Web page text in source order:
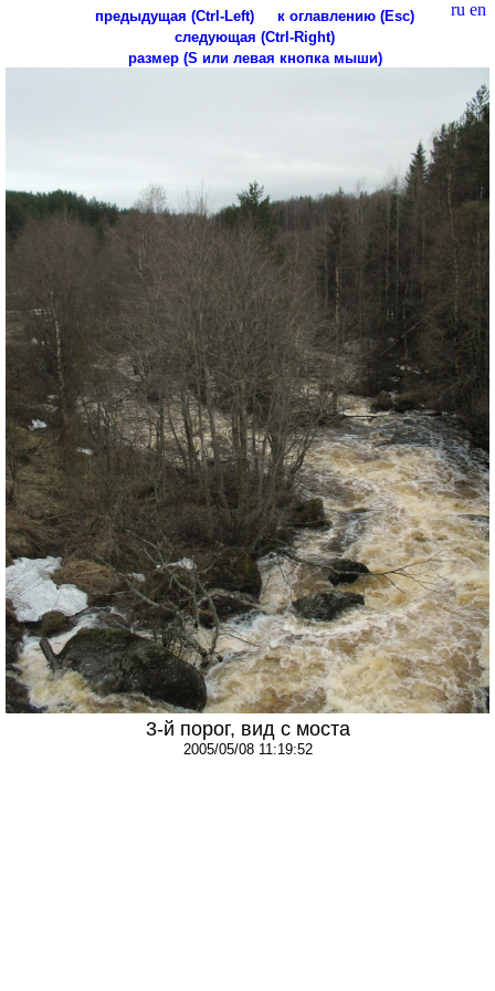
ru en
предыдущая (Ctrl-Left)
к оглавлению (Esc)
следующая (Ctrl-Right)
размер (S или левая кнопка мыши)
3-й порог, вид с моста
2005/05/08 11:19:52